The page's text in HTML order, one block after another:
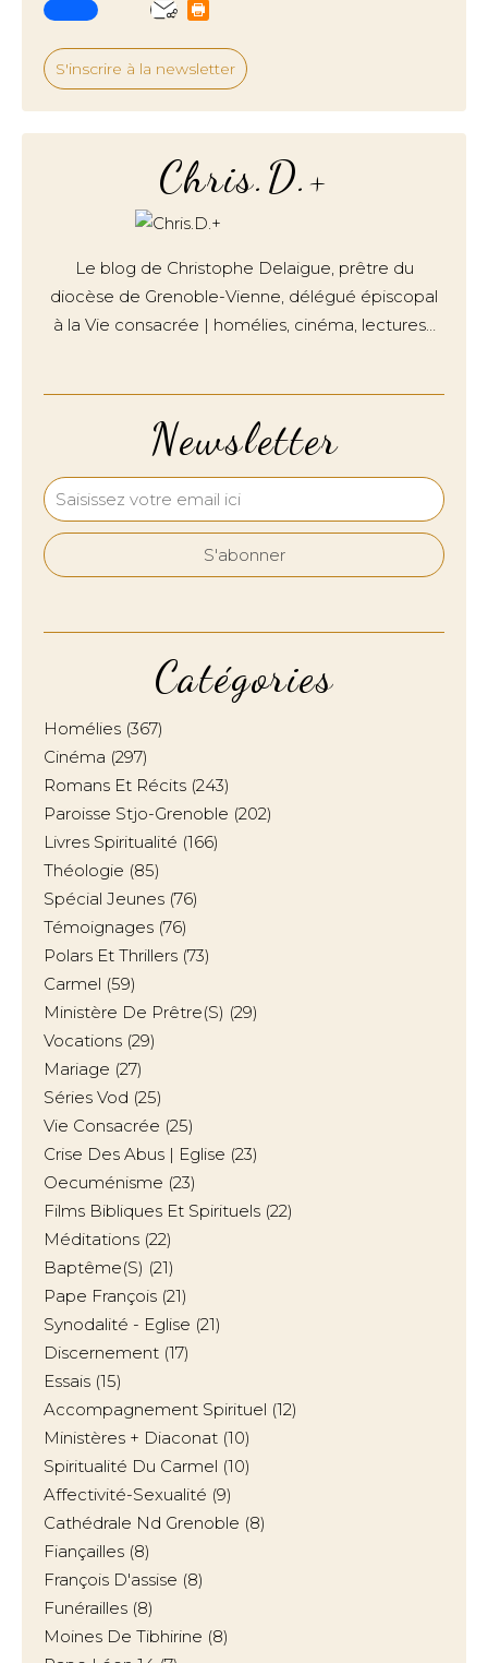
S'inscrire à la newsletter
Newsletter
Catégories
Homélies (367)
Cinéma (297)
Romans Et Récits (243)
Paroisse Stjo-Grenoble (202)
Livres Spiritualité (166)
Théologie (85)
Spécial Jeunes (76)
Témoignages (76)
Polars Et Thrillers (73)
Carmel (59)
Ministère De Prêtre(s) (29)
Vocations (29)
Mariage (27)
Séries Vod (25)
Vie Consacrée (25)
Crise Des Abus | Eglise (23)
Oecuménisme (23)
Films Bibliques Et Spirituels (22)
Méditations (22)
Baptême(s) (21)
Pape François (21)
Synodalité - Eglise (21)
Discernement (17)
Essais (15)
Accompagnement Spirituel (12)
Ministères + Diaconat (10)
Spiritualité Du Carmel (10)
Affectivité-Sexualité (9)
Cathédrale Nd Grenoble (8)
Fiançailles (8)
François D'assise (8)
Funérailles (8)
Moines De Tibhirine (8)
Chris.D.+
Le blog de Christophe Delaigue, prêtre du
diocèse de Grenoble-Vienne, délégué épiscopal
à la Vie consacrée | homélies, cinéma, lectures…